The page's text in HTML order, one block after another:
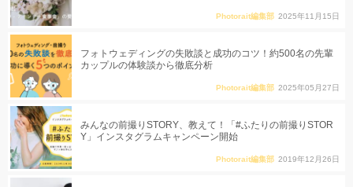
Photorait編集部 2025年11月15日
フォトウェディングの失敗談と成功のコツ！約500名の先輩
カップルの体験談から徹底分析
Photorait編集部 2025年05月27日
みんなの前撮りSTORY、教えて！「#ふたりの前撮りSTOR
Y」インスタグラムキャンペーン開始
Photorait編集部 2019年12月26日